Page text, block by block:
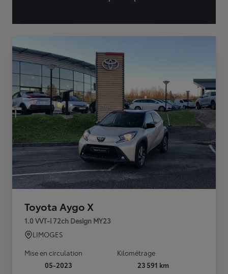
Toyota Aygo X
1.0 VVT-i 72ch Design MY23
LIMOGES
Mise en circulation
05-2023
Kilométrage
23 591 km